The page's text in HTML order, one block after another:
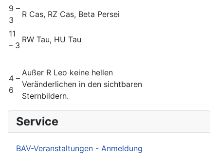
9 –
3
R Cas, RZ Cas, Beta Persei
11
– 3
RW Tau, HU Tau
4 –
6
Außer R Leo keine hellen
Veränderlichen in den sichtbaren
Sternbildern.
Service
BAV-Veranstaltungen - Anmeldung